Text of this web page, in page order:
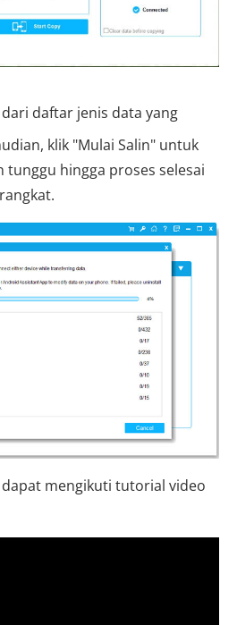
daftar jenis data yang
klik "Mulai Salin" untuk
hingga proses selesai
mengikuti tutorial video